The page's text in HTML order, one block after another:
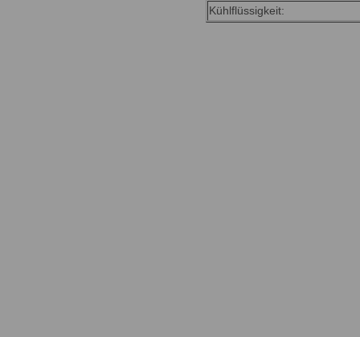
Kühlflüssigkeit: